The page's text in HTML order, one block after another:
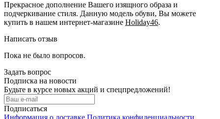
Прекрасное дополнение Вашего изящного образа и
подчеркивание стиля. Данную модель обуви, Вы можете
купить в нашем интернет-магазине Holiday46.
Написать отзыв
Пока не было вопросов.
Задать вопрос
Подписка на новости
Будьте в курсе новых акций и спецпредложений!
Подписаться